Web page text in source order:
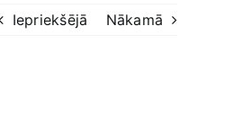
Iepriekšējā Nākamā